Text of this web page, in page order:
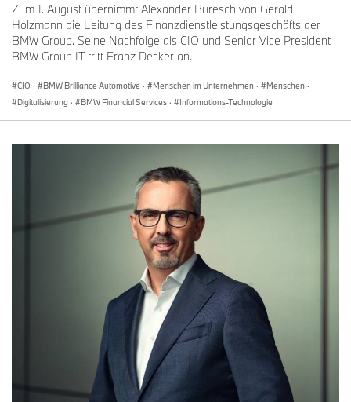
Zum 1. August übernimmt Alexander Buresch von Gerald
Holzmann die Leitung des Finanzdienstleistungsgeschäfts der
BMW Group. Seine Nachfolge als CIO und Senior Vice President
BMW Group IT tritt Franz Decker an.
CIO · BMW Brilliance Automotive · Menschen im Unternehmen · Menschen ·
Digitalisierung · BMW Financial Services · Informations-Technologie